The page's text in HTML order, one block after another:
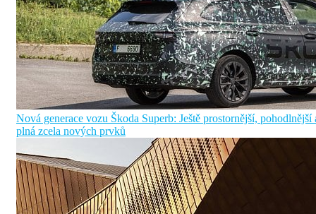
Nová generace vozu Škoda Superb: Ještě prostornější, pohodlnější
plná zcela nových prvků